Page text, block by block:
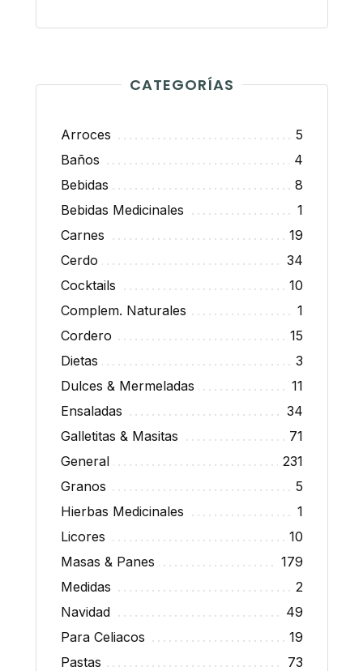
CATEGORÍAS
Arroces
5
Baños
4
Bebidas
8
Bebidas Medicinales
1
Carnes
19
Cerdo
34
Cocktails
10
Complem. Naturales
1
Cordero
15
Dietas
3
Dulces & Mermeladas
11
Ensaladas
34
Galletitas & Masitas
71
General
231
Granos
5
Hierbas Medicinales
1
Licores
10
Masas & Panes
179
Medidas
2
Navidad
49
Para Celiacos
19
Pastas
73